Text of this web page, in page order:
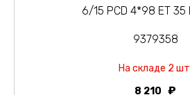
6/15 PCD 4*98 ET 35
9379358
На складе 2
8 210